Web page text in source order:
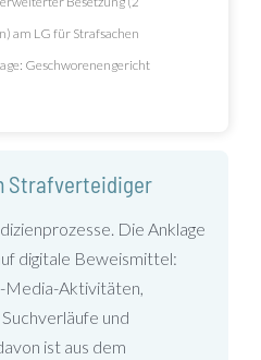
am LG für Strafsachen
Geschworenengericht
Strafverteidiger
Die Anklage
digitale Beweismittel:
Media-Aktivitäten,
und
ist aus dem